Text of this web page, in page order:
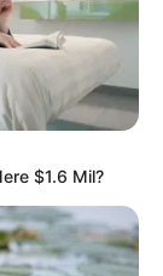
para os
de saúde. A
da família e bucal
uma cobertura
$1.6 Mil?